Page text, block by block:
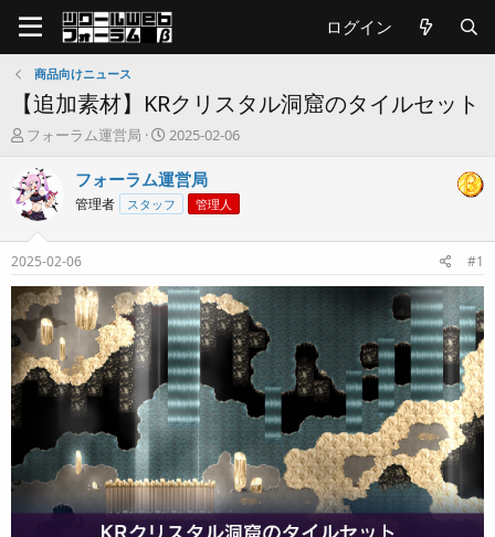
ログイン
商品向けニュース
【追加素材】KRクリスタル洞窟のタイルセット
T
r
e
a
s
t
a
r
t
e
r
フォーラム運営局
開
日
2025-02-06
フォーラム運営局
管理者 スタッフ 管理人
2025-02-06 #1